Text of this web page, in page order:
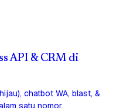
API & CRM di
chatbot WA, blast, &
satu nomor.